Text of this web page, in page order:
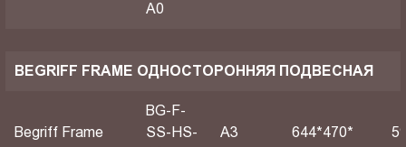
A0
BEGRIFF FRAME ОДНОСТОРОННЯЯ ПОДВЕСНАЯ
Begriff Frame
BG-F-
SS-HS-
A3 644*470*